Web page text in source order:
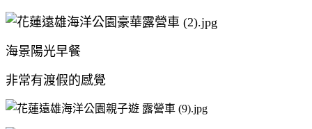
海景陽光早餐
非常有渡假的感覺